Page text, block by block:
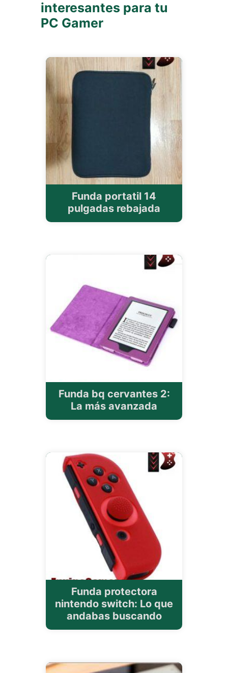
interesantes para tu
PC Gamer
Funda portatil 14
pulgadas rebajada
Funda bq cervantes 2:
La más avanzada
Funda protectora
nintendo switch: Lo que
andabas buscando